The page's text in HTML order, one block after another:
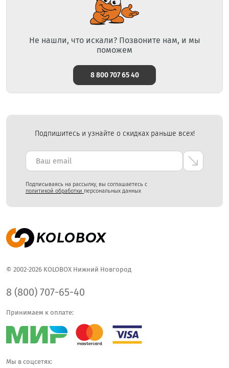
Не нашли, что искали? Позвоните нам, и мы
поможем
8 800 707 65 40
Подпишитесь и узнайте о скидках раньше всех!
Подписываясь на рассылку, вы соглашаетесь с
политикой обработки персональных данных
© 2002-2026 KOLOBOX Нижний Новгород
8 (800) 707-65-40
Принимаем к оплате:
Мы в соцсетях: